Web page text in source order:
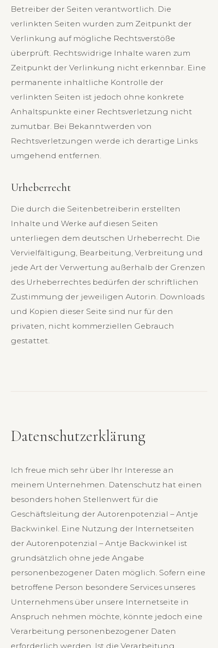
Betreiber der Seiten verantwortlich. Die
verlinkten Seiten wurden zum Zeitpunkt der
Verlinkung auf mögliche Rechtsverstöße
überprüft. Rechtswidrige Inhalte waren zum
Zeitpunkt der Verlinkung nicht erkennbar. Eine
permanente inhaltliche Kontrolle der
verlinkten Seiten ist jedoch ohne konkrete
Anhaltspunkte einer Rechtsverletzung nicht
zumutbar. Bei Bekanntwerden von
Rechtsverletzungen werde ich derartige Links
umgehend entfernen.
Urheberrecht
Die durch die Seitenbetreiberin erstellten
Inhalte und Werke auf diesen Seiten
unterliegen dem deutschen Urheberrecht. Die
Vervielfältigung, Bearbeitung, Verbreitung und
jede Art der Verwertung außerhalb der Grenzen
des Urheberrechtes bedürfen der schriftlichen
Zustimmung der jeweiligen Autorin. Downloads
und Kopien dieser Seite sind nur für den
privaten, nicht kommerziellen Gebrauch
gestattet.
Datenschutz­erklärung
Ich freue mich sehr über Ihr Interesse an
meinem Unternehmen. Datenschutz hat einen
besonders hohen Stellenwert für die
Geschäftsleitung der Autorenpotenzial – Antje
Backwinkel. Eine Nutzung der Internetseiten
der Autorenpotenzial – Antje Backwinkel ist
grundsätzlich ohne jede Angabe
personenbezogener Daten möglich. Sofern eine
betroffene Person besondere Services unseres
Unternehmens über unsere Internetseite in
Anspruch nehmen möchte, könnte jedoch eine
Verarbeitung personenbezogener Daten
erforderlich werden. Ist die Verarbeitung